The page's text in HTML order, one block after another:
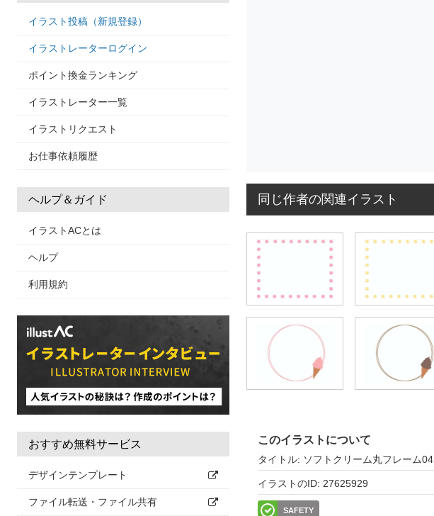
イラスト投稿（新規登録）
イラストレーターログイン
ポイント換金ランキング
イラストレーター一覧
イラストリクエスト
お仕事依頼履歴
ヘルプ＆ガイド
イラストACとは
ヘルプ
利用規約
おすすめ無料サービス
デザインテンプレート
ファイル転送・ファイル共有
同じ作者の関連イラスト
このイラストについて
タイトル: ソフトクリーム丸フレーム04
イラストのID: 27625929
SAFETY